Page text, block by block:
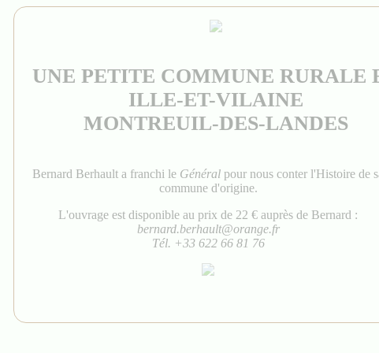
UNE PETITE COMMUNE RURALE
ILLE-ET-VILAINE
MONTREUIL-DES-LANDES
Bernard Berhault a franchi le Général pour nous conter l'Histoire de
commune d'origine.
L'ouvrage est disponible au prix de 22 € auprès de Bernard :
bernard.berhault@orange.fr
Tél. +33 622 66 81 76